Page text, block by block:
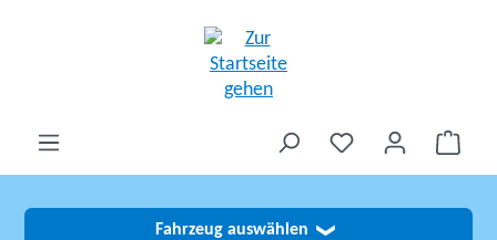
Fahrzeug auswählen ❯